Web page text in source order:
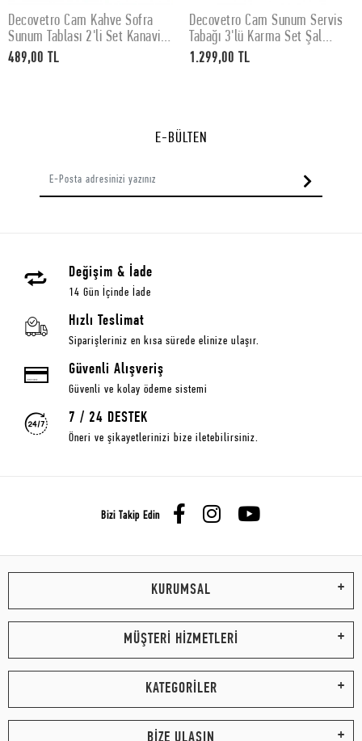
SEPETE EKLE
Decovetro Cam Kahve Sofra
Sunum Tablası 2'li Set Kanaviçe
Desenli 30 x 15 cm
489,00 TL
SEPETE EKLE
Decovetro Cam Sunum Servis
Tabağı 3'lü Karma Set Şal
Desenli
1.299,00 TL
E-BÜLTEN
Değişim & İade
14 Gün İçinde İade
Hızlı Teslimat
Siparişleriniz en kısa sürede elinize ulaşır.
Güvenli Alışveriş
Güvenli ve kolay ödeme sistemi
7 / 24 DESTEK
Öneri ve şikayetlerinizi bize iletebilirsiniz.
Bizi Takip Edin
KURUMSAL
MÜŞTERİ HİZMETLERİ
KATEGORİLER
BİZE ULAŞIN